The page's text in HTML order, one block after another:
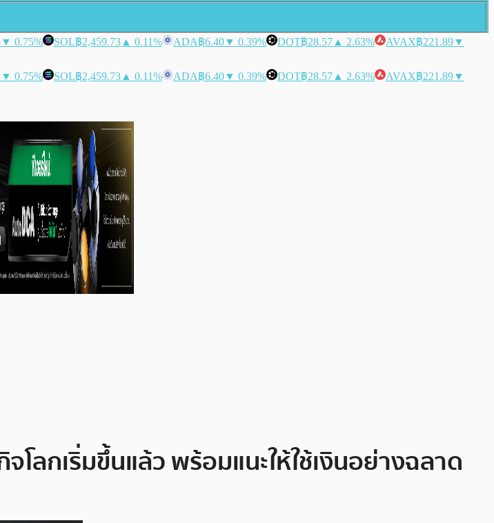
▼ 0.75% SOL฿2,459.73 ▲ 0.11% ADA฿6.40▼ 0.39% DOT฿28.57 ▲ 2.63% AVAX฿221.89▼
▼ 0.75% SOL฿2,459.73 ▲ 0.11% ADA฿6.40▼ 0.39% DOT฿28.57 ▲ 2.63% AVAX฿221.89▼
ลกเริ่มขึ้นแล้ว พร้อมแนะให้ใช้เงินอย่างฉลาด